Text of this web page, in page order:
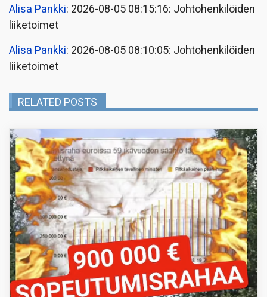
Alisa Pankki: 2026-08-05 08:15:16: Johtohenkilöiden
liiketoimet
Alisa Pankki: 2026-08-05 08:10:05: Johtohenkilöiden
liiketoimet
RELATED POSTS